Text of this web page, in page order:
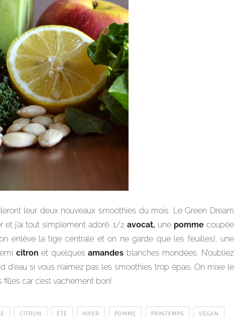
leur deux nouveaux smoothies du mois. Le Green Dream
j’ai tout simplement adoré. 1/2 avocat, une pomme coupée
enlève la tige centrale et on ne garde que les feuilles), une
citron et quelquesamandes blanches mondées. N’oubliez
si vous n’aimez pas les smoothies trop épais. On mixe le
car c’est vachement bon!
CITRON ÉTÉ HIVER POMME PRINTEMPS VEGAN